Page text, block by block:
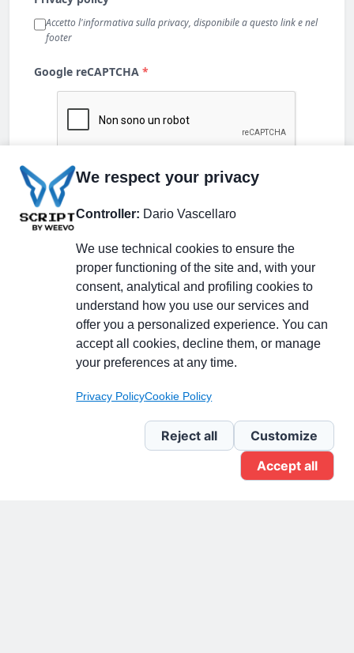
Partecipa alla discussione
Pagina Linkedin
Newsletter Linkedin
We respect your privacy
Controller: Dario Vascellaro
We use technical cookies to ensure the
proper functioning of the site and, with your
consent, analytical and profiling cookies to
understand how you use our services and
offer you a personalized experience. You can
accept all cookies, decline them, or manage
your preferences at any time.
Privacy PolicyCookie Policy
Reject all
Customize
Accept all